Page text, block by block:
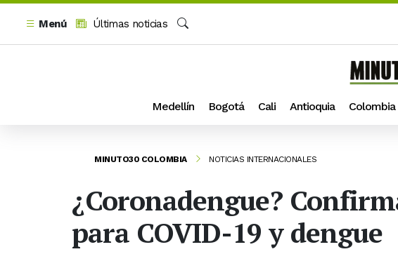
Menú
Últimas noticias
Medellín Bogotá Cali Antioquia Colombia
MINUTO30 COLOMBIA NOTICIAS INTERNACIONALES
¿Coronadengue?
para COVID-19 y dengue